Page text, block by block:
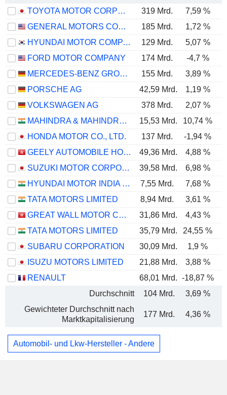
TOYOTA MOTOR CORPORATION
319 Mrd. 7,59 %
GENERAL MOTORS COMPANY
185 Mrd. 1,72 %
HYUNDAI MOTOR COMPANY
129 Mrd. 5,07 %
FORD MOTOR COMPANY
174 Mrd.
-4,7 %
MERCEDES-BENZ GROUP AG
155 Mrd.
3,89 %
PORSCHE AG
42,59 Mrd. 1,19 %
VOLKSWAGEN AG
378 Mrd. 2,07 %
MAHINDRA & MAHINDRA LIMITED
15,53 Mrd. 10,74 %
HONDA MOTOR CO., LTD.
137 Mrd. -1,94 %
GEELY AUTOMOBILE HOLDINGS LIMITED
49,36 Mrd. 4,88 %
SUZUKI MOTOR CORPORATION
39,58 Mrd.
6,98 %
HYUNDAI MOTOR INDIA LIMITED
7,55 Mrd. 7,68 %
TATA MOTORS LIMITED
8,94 Mrd. 3,61 %
GREAT WALL MOTOR COMPANY LIMITED
31,86 Mrd. 4,43 %
TATA MOTORS LIMITED
35,79 Mrd. 24,55 %
SUBARU CORPORATION
30,09 Mrd. 1,9 %
ISUZU MOTORS LIMITED
21,88 Mrd. 3,88 %
RENAULT
68,01 Mrd. -18,87 %
Durchschnitt
104 Mrd. 3,69 %
Gewichteter Durchschnitt nach
Marktkapitalisierung
177 Mrd. 4,36 %
Automobil- und Lkw-Hersteller - Andere